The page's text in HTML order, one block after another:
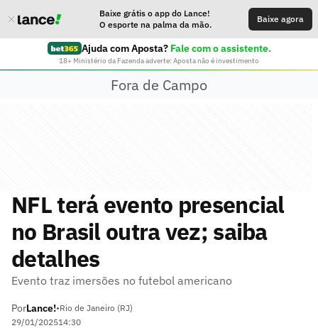
Baixe grátis o app do Lance!
O esporte na palma da mão.
Baixe agora
Ajuda com Aposta? Fale com o assistente.
18+ Ministério da Fazenda adverte: Aposta não é investimento
Fora de Campo
NFL terá evento presencial
no Brasil outra vez; saiba
detalhes
Evento traz imersões no futebol americano
PorLance!•Rio de Janeiro (RJ)
29/01/202514:30